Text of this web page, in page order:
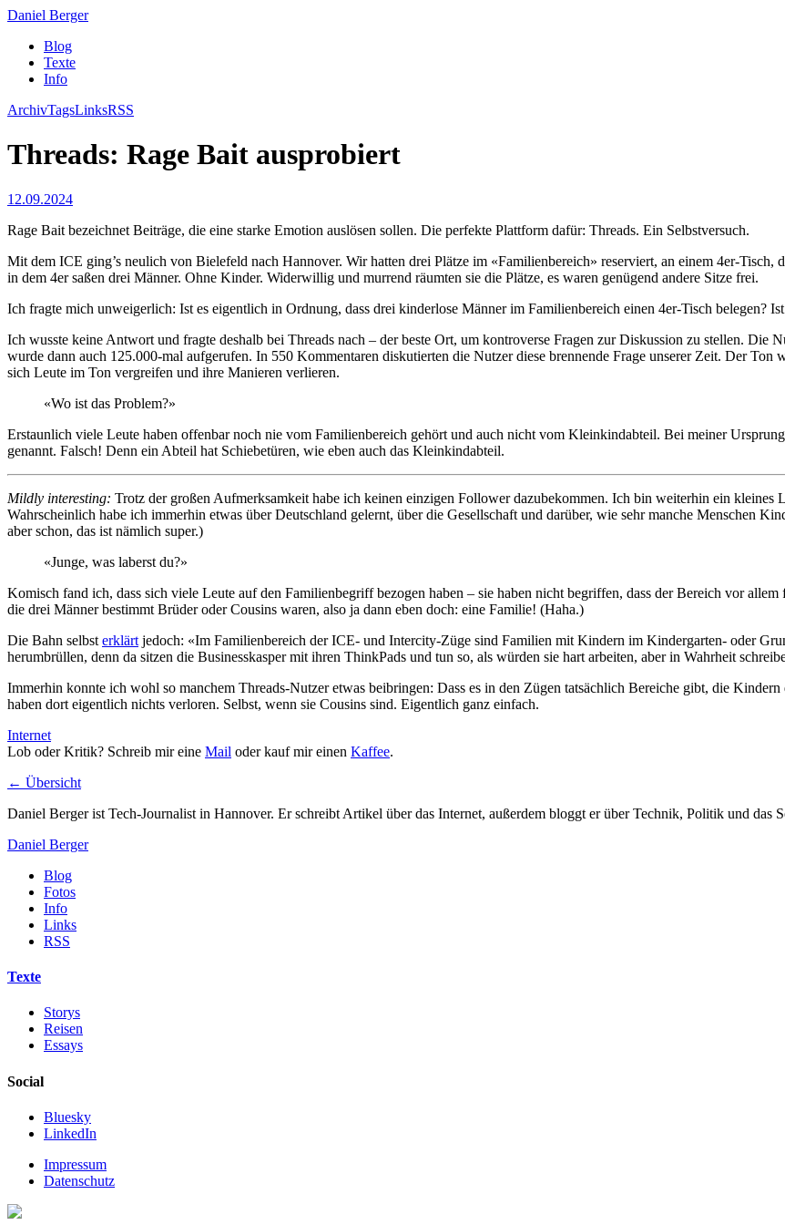
Daniel Berger
Blog
Texte
Info
ArchivTagsLinksRSS
Threads: Rage Bait ausprobiert
12.09.2024
Rage Bait bezeichnet Beiträge, die eine starke Emotion auslösen sollen. Die perfekte Plattform dafür: Threads. Ein Selbstversuch.
Mit dem ICE ging’s neulich von Bielefeld nach Hannover. Wir hatten drei Plätze im «Familienbereich» reserviert, an einem 4er-Tisch,
in dem 4er saßen drei Männer. Ohne Kinder. Widerwillig und murrend räumten sie die Plätze, es waren genügend andere Sitze frei.
Ich fragte mich unweigerlich: Ist es eigentlich in Ordnung, dass drei kinderlose Männer im Familienbereich einen 4er-Tisch belegen?
Ich wusste keine Antwort und fragte deshalb bei Threads nach – der beste Ort, um kontroverse Fragen zur Diskussion zu stellen. Die
wurde dann auch 125.000-mal aufgerufen. In 550 Kommentaren diskutierten die Nutzer diese brennende Frage unserer Zeit. Der Ton
sich Leute im Ton vergreifen und ihre Manieren verlieren.
«Wo ist das Problem?»
Erstaunlich viele Leute haben offenbar noch nie vom Familienbereich gehört und auch nicht vom Kleinkindabteil. Bei meiner
genannt. Falsch! Denn ein Abteil hat Schiebetüren, wie eben auch das Kleinkindabteil.
Mildly interesting: Trotz der großen Aufmerksamkeit habe ich keinen einzigen Follower dazubekommen. Ich bin weiterhin ein
Wahrscheinlich habe ich immerhin etwas über Deutschland gelernt, über die Gesellschaft und darüber, wie sehr manche Menschen
aber schon, das ist nämlich super.)
«Junge, was laberst du?»
Komisch fand ich, dass sich viele Leute auf den Familienbegriff bezogen haben – sie haben nicht begriffen, dass der Bereich vor
die drei Männer bestimmt Brüder oder Cousins waren, also ja dann eben doch: eine Familie! (Haha.)
Die Bahn selbst erklärt jedoch: «Im Familienbereich der ICE- und Intercity-Züge sind Familien mit Kindern im Kindergarten- oder
herumbrüllen, denn da sitzen die Businesskasper mit ihren ThinkPads und tun so, als würden sie hart arbeiten, aber in Wahrheit
Immerhin konnte ich wohl so manchem Threads-Nutzer etwas beibringen: Dass es in den Zügen tatsächlich Bereiche gibt, die
haben dort eigentlich nichts verloren. Selbst, wenn sie Cousins sind. Eigentlich ganz einfach.
Internet
Lob oder Kritik? Schreib mir eine Mail oder kauf mir einen Kaffee.
← Übersicht
Daniel Berger ist Tech-Journalist in Hannover. Er schreibt Artikel über das Internet, außerdem bloggt er über Technik, Politik und das
Daniel Berger
Blog
Fotos
Info
Links
RSS
Texte
Storys
Reisen
Essays
Social
Bluesky
LinkedIn
Impressum
Datenschutz